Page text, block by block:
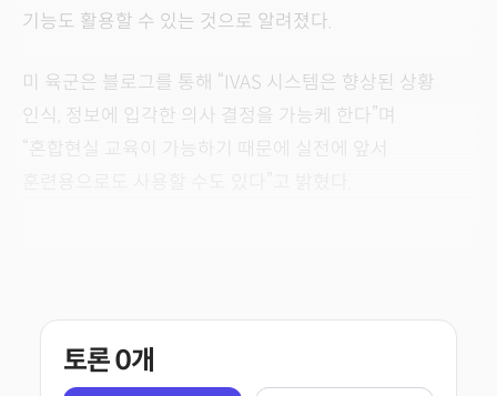
기능도 활용할 수 있는 것으로 알려졌다.
미 육군은 블로그를 통해 “IVAS 시스템은 향상된 상황
인식, 정보에 입각한 의사 결정을 가능케 한다”며
“혼합현실 교육이 가능하기 때문에 실전에 앞서
토론0개